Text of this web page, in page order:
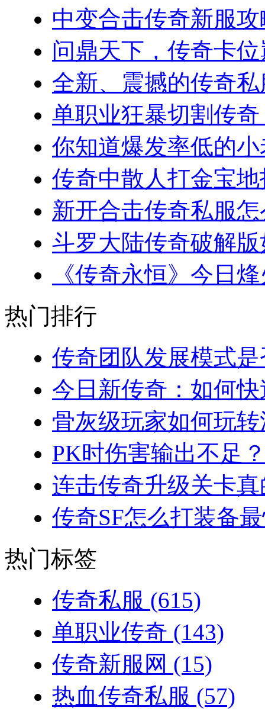
中变合击传奇新服
问鼎天下，传奇卡
全新、震撼的传奇
单职业狂暴切割传
你知道爆发率低的
传奇中散人打金宝地
新开合击传奇私服
斗罗大陆传奇破解
《传奇永恒》今日
热门排行
传奇团队发展模式
今日新传奇：如何
骨灰级玩家如何玩
PK时伤害输出不足
连击传奇升级关卡
传奇SF怎么打装备
热门标签
传奇私服 (615)
单职业传奇 (143)
传奇新服网 (15)
热血传奇私服 (57)